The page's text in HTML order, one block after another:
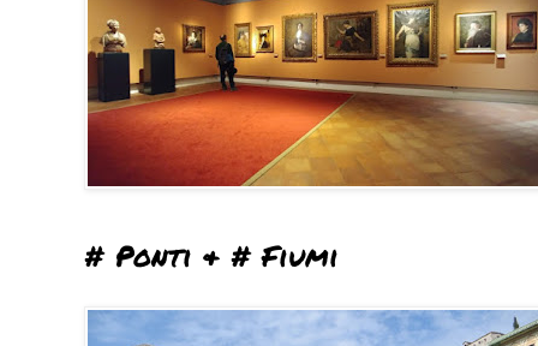
# Ponti & # Fiumi